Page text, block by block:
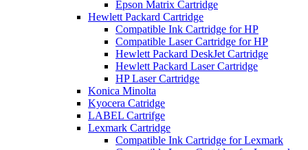
Epson Matrix Cartridge
Hewlett Packard Cartridge
Compatible Ink Cartridge for HP
Compatible Laser Cartridge for HP
Hewlett Packard DeskJet Cartridge
Hewlett Packard Laser Cartridge
HP Laser Cartridge
Konica Minolta
Kyocera Catridge
LABEL Cartrifge
Lexmark Cartridge
Compatible Ink Cartridge for Lexmark